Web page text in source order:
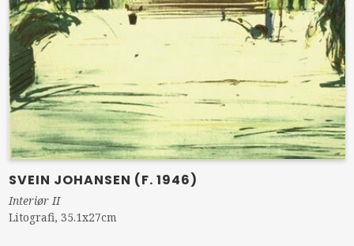
SVEIN JOHANSEN (F. 1946)
Interiør II
Litografi, 35.1x27cm